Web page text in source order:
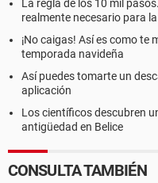
La regla de los 10 mil
realmente necesario para
¡No caigas! Así es como te
temporada navideña
Así puedes tomarte un
aplicación
Los científicos descubren
antigüedad en Belice
CONSULTA TAMBIÉN